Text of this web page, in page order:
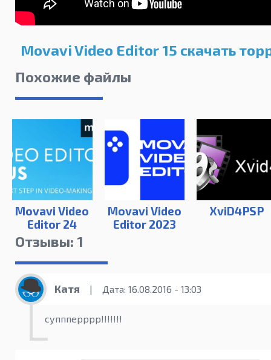
Movavi Video Editor 15 скачать
Похожие файлы
Movavi Video
Editor 24
Movavi Video
Editor 2023
XviD4PSP
Отзывы: 1
Катя | Дата: 16.08.2016 - 13:03
суппперррр!!!!!!!